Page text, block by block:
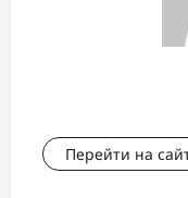
Перейти на